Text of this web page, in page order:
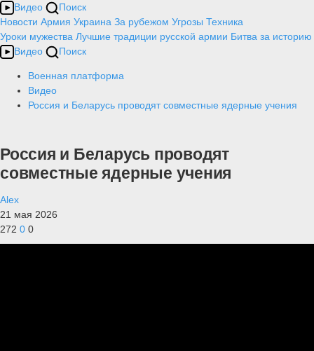
Видео
Поиск
Новости Армия Украина За рубежом Угрозы Техника
Уроки мужества Лучшие традиции русской армии Битва за историю
Видео
Поиск
Военная платформа
Видео
Россия и Беларусь проводят совместные ядерные учения
Россия и Беларусь проводят
совместные ядерные учения
Alex
21 мая 2026
272 0 0